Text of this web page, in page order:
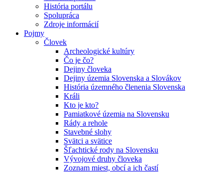
História portálu
Spolupráca
Zdroje informácií
Pojmy
Človek
Archeologické kultúry
Čo je čo?
Dejiny človeka
Dejiny územia Slovenska a Slovákov
História územného členenia Slovenska
Králi
Kto je kto?
Pamiatkové územia na Slovensku
Rády a rehole
Stavebné slohy
Svätci a svätice
Šľachtické rody na Slovensku
Vývojové druhy človeka
Zoznam miest, obcí a ich častí